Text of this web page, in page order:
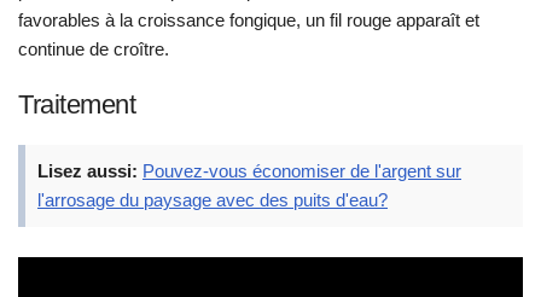
favorables à la croissance fongique, un fil rouge apparaît et
continue de croître.
Traitement
Lisez aussi: Pouvez-vous économiser de l'argent sur
l'arrosage du paysage avec des puits d'eau?